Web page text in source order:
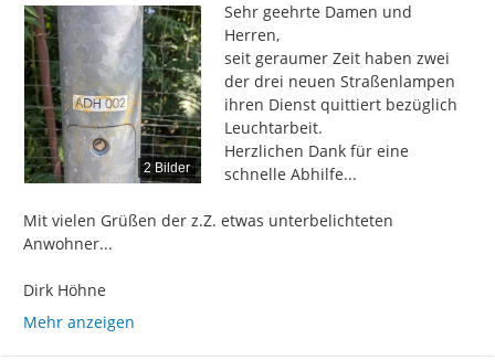
2 Bilder
Sehr geehrte Damen und
Herren,
seit geraumer Zeit haben zwei
der drei neuen Straßenlampen
ihren Dienst quittiert bezüglich
Leuchtarbeit.
Herzlichen Dank für eine
schnelle Abhilfe...
Mit vielen Grüßen der z.Z. etwas unterbelichteten
Anwohner...
Dirk Höhne
Mehr anzeigen